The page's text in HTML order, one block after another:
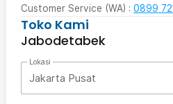
Customer Service (WA) : 0899
Toko Kami
Jabodetabek
Lokasi
Jakarta Pusat